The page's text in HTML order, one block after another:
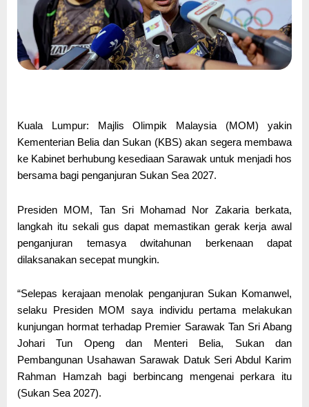
Kuala Lumpur: Majlis Olimpik Malaysia (MOM) yakin
Kementerian Belia dan Sukan (KBS) akan segera membawa
ke Kabinet berhubung kesediaan Sarawak untuk menjadi hos
bersama bagi penganjuran Sukan Sea 2027.
Presiden MOM, Tan Sri Mohamad Nor Zakaria berkata,
langkah itu sekali gus dapat memastikan gerak kerja awal
penganjuran temasya dwitahunan berkenaan dapat
dilaksanakan secepat mungkin.
“Selepas kerajaan menolak penganjuran Sukan Komanwel,
selaku Presiden MOM saya individu pertama melakukan
kunjungan hormat terhadap Premier Sarawak Tan Sri Abang
Johari Tun Openg dan Menteri Belia, Sukan dan
Pembangunan Usahawan Sarawak Datuk Seri Abdul Karim
Rahman Hamzah bagi berbincang mengenai perkara itu
(Sukan Sea 2027).